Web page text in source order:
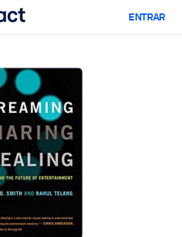
habilidades críticas de IA.
la próxima era laboral.
juntos, resuelvan problemas
ENTRAR